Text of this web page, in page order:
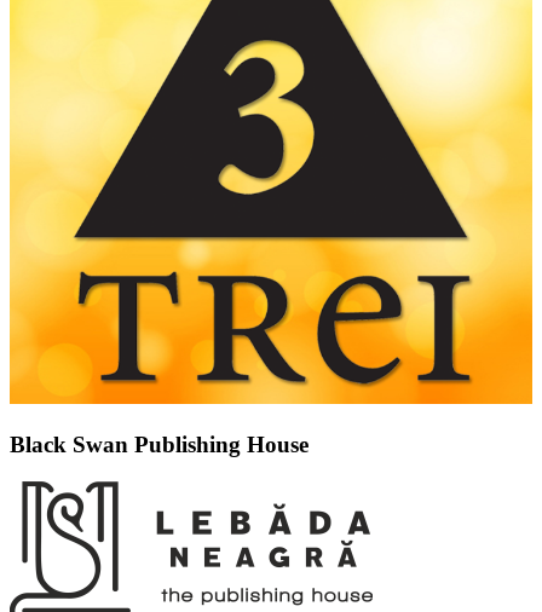
Black Swan Publishing House